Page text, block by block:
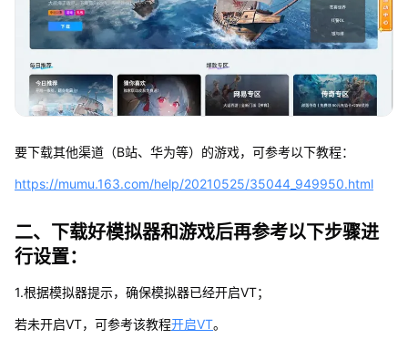
要下载其他渠道（B站、华为等）的游戏，可参考以下教程：
https://mumu.163.com/help/20210525/35044_949950.html
二、下载好模拟器和游戏后再参考以下步骤进
行设置：
1.根据模拟器提示，确保模拟器已经开启VT；
若未开启VT，可参考该教程开启VT。